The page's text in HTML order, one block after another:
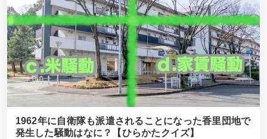
1962年に自衛隊も派遣されることになった香里団地で
発生した騒動はなに？【ひらかたクイズ】